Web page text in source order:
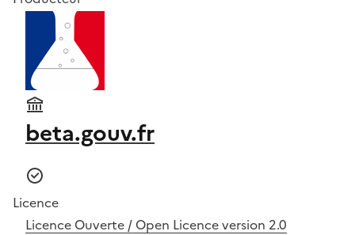
beta.gouv.fr
Licence
Licence Ouverte / Open Licence version 2.0